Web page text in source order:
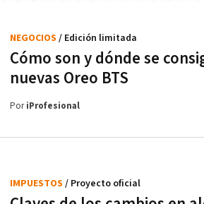
Cómo son y dónde se
nuevas Oreo BTS
NEGOCIOS / Edición limitada
PoriProfesional
IMPUESTOS / Proyecto oficial